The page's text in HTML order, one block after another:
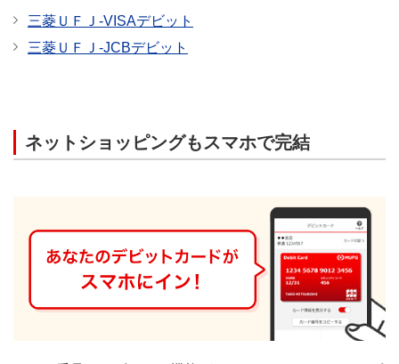
三菱ＵＦＪ-VISAデビット
三菱ＵＦＪ-JCBデビット
ネットショッピングもスマホで完結